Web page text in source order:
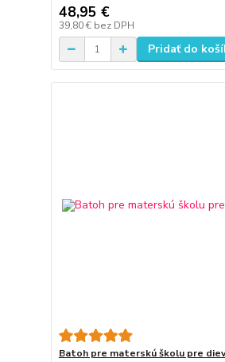
48,95 €
39,80 € bez DPH
Pridať do
Batoh pre materskú školu pre